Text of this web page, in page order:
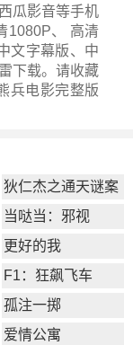
瓜影音等手机
1080P、 高清
文字幕版、中
下载。请收藏
兵电影完整版
狄仁杰之通天谜案
当哒当：邪视
更好的我
F1：狂飙飞车
孤注一掷
爱情公寓